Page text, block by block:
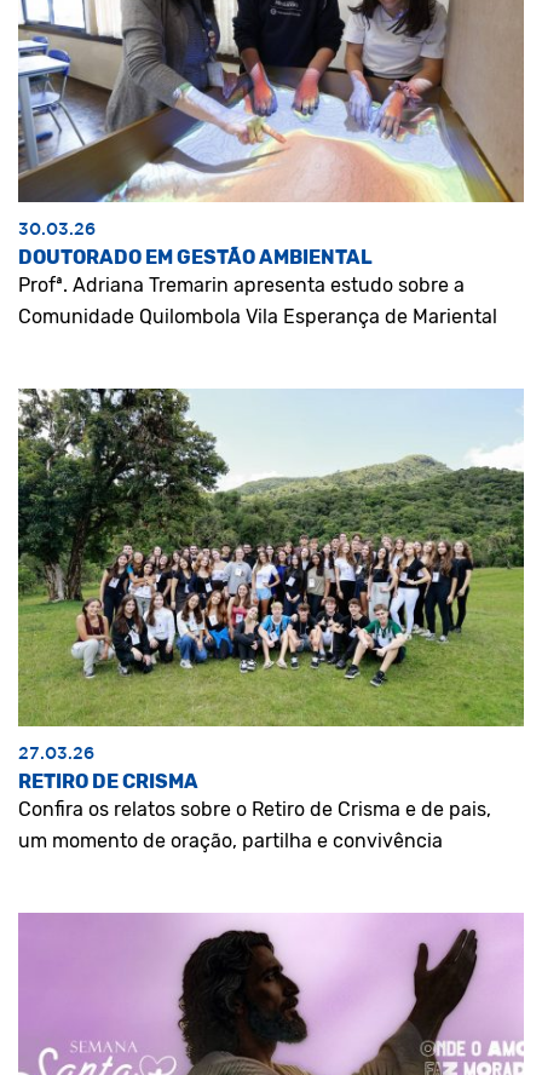
30.03.26
DOUTORADO EM GESTÃO AMBIENTAL
Profª. Adriana Tremarin apresenta estudo sobre a
Comunidade Quilombola Vila Esperança de Mariental
27.03.26
RETIRO DE CRISMA
Confira os relatos sobre o Retiro de Crisma e de pais,
um momento de oração, partilha e convivência